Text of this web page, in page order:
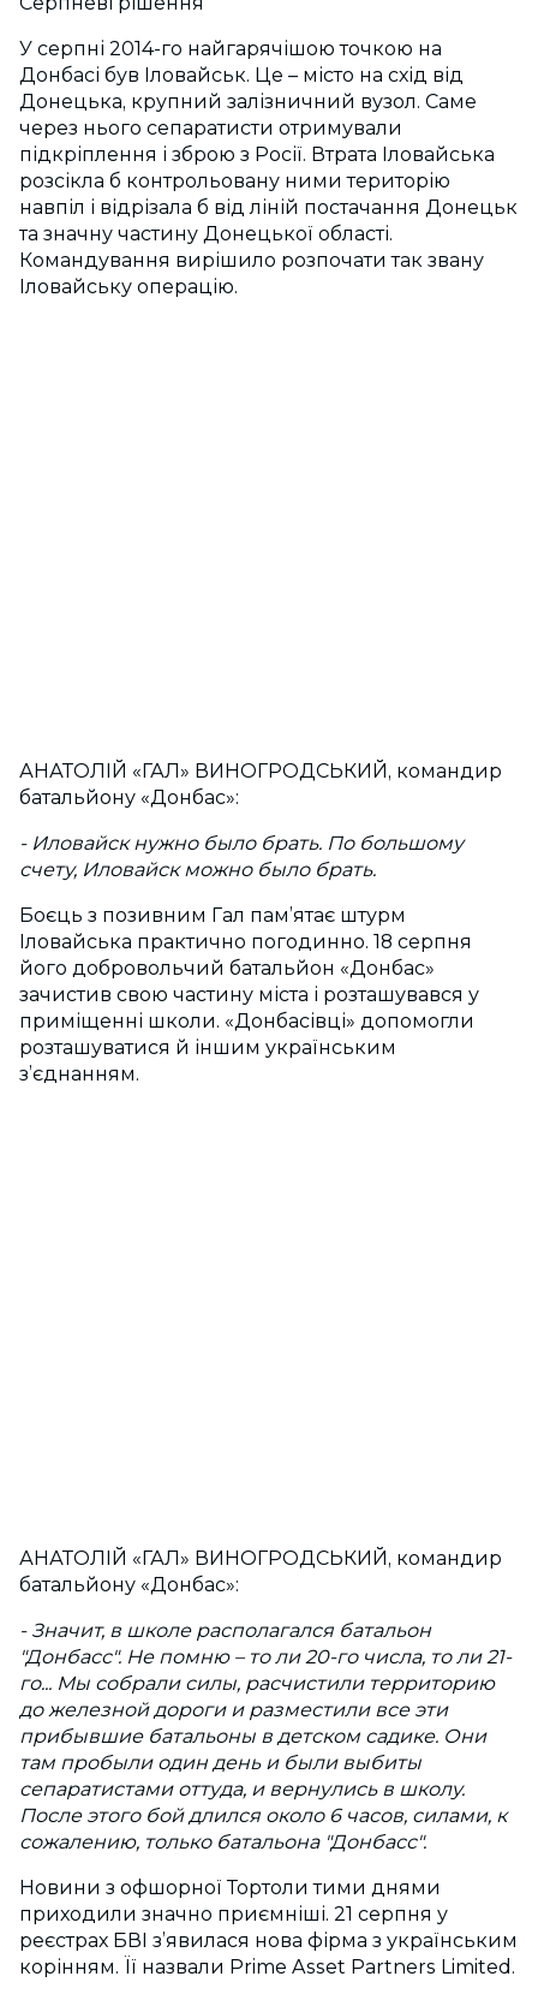
У серпні 2014-го найгарячішою точкою на
Донбасі був Іловайськ. Це – місто на схід від
Донецька, крупний залізничний вузол. Саме
через нього сепаратисти отримували
підкріплення і зброю з Росії. Втрата Іловайська
розсікла б контрольовану ними територію
навпіл і відрізала б від ліній постачання Донецьк
та значну частину Донецької області.
Командування вирішило розпочати так звану
Іловайську операцію.
АНАТОЛІЙ «ГАЛ» ВИНОГРОДСЬКИЙ, командир
батальйону «Донбас»:
- Иловайск нужно было брать. По большому
счету, Иловайск можно было брать.
Боєць з позивним Гал пам’ятає штурм
Іловайська практично погодинно. 18 серпня
його добровольчий батальйон «Донбас»
зачистив свою частину міста і розташувався у
приміщенні школи. «Донбасівці» допомогли
розташуватися й іншим українським
з’єднанням.
АНАТОЛІЙ «ГАЛ» ВИНОГРОДСЬКИЙ, командир
батальйону «Донбас»:
- Значит, в школе располагался батальон
"Донбасс". Не помню – то ли 20-го числа, то ли 21-
го... Мы собрали силы, расчистили территорию
до железной дороги и разместили все эти
прибывшие батальоны в детском садике. Они
там пробыли один день и были выбиты
сепаратистами оттуда, и вернулись в школу.
После этого бой длился около 6 часов, силами, к
сожалению, только батальона "Донбасс".
Новини з офшорної Тортоли тими днями
приходили значно приємніші. 21 серпня у
реєстрах БВІ з’явилася нова фірма з українським
корінням. Її назвали Prime Asset Partners Limited.